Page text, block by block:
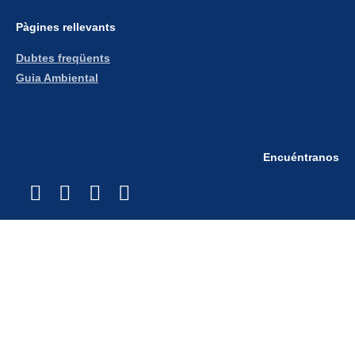
Pàgines rellevants​
Dubtes freqüents
Guia Ambiental
Encuéntranos